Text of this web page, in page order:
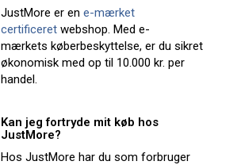
JustMore er en e-mærket
certificeret webshop. Med e-
mærkets køberbeskyttelse, er du sikret
økonomisk med op til 10.000 kr. per
handel.
Kan jeg fortryde mit køb hos
JustMore?
Hos JustMore har du som forbruger